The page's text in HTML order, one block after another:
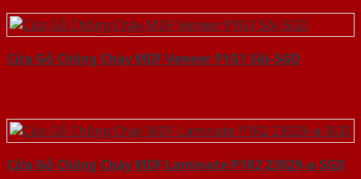
Cửa Gỗ Chống Cháy MDF Veneer P1G1 Sồi-SGD
Cửa Gỗ Chống Cháy MDF Laminate P1R2 23029-a-SGD